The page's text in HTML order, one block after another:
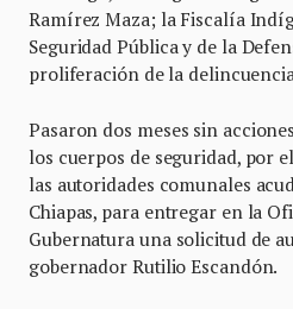
Ramírez Maza; la Fiscalía
Seguridad Pública y de la
proliferación de la
Pasaron dos meses sin
los cuerpos de seguridad, por
las autoridades comunales
Chiapas, para entregar en la
Gubernatura una solicitud de
gobernador Rutilio Escandón.